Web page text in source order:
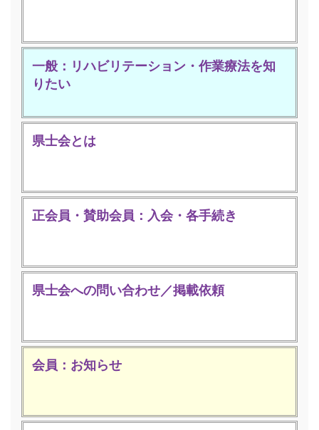
一般：リハビリテーション・作業療法を知
りたい
県士会とは
正会員・賛助会員：入会・各手続き
県士会への問い合わせ／掲載依頼
会員：お知らせ